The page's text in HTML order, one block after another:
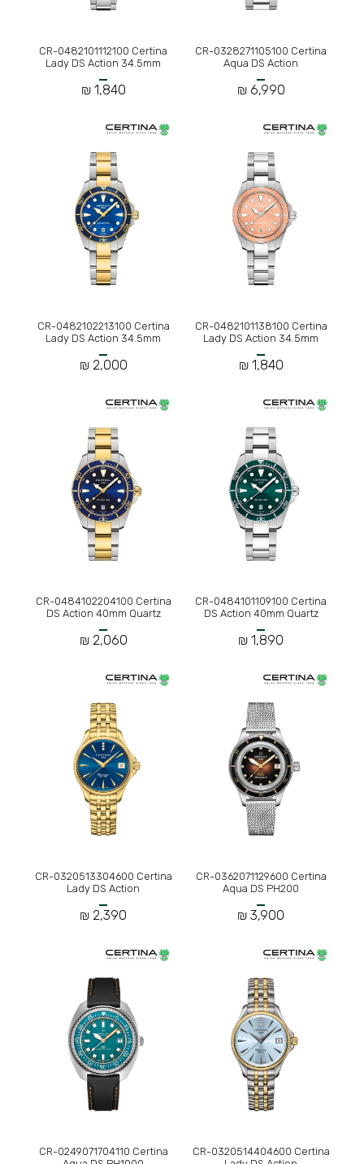
CR-0328271105100 Certina
Aqua DS Action
6,990 ₪
CR-0482101112100 Certina
Lady DS Action 34.5mm
1,840 ₪
CR-0482101138100 Certina
Lady DS Action 34.5mm
1,840 ₪
CR-0482102213100 Certina
Lady DS Action 34.5mm
2,000 ₪
CR-0484101109100 Certina
DS Action 40mm Quartz
1,890 ₪
CR-0484102204100 Certina
DS Action 40mm Quartz
2,060 ₪
CR-0362071129600 Certina
Aqua DS PH200
3,900 ₪
CR-0320513304600 Certina
Lady DS Action
2,390 ₪
CR-0320514404600 Certina
CR-0249071704110 Certina